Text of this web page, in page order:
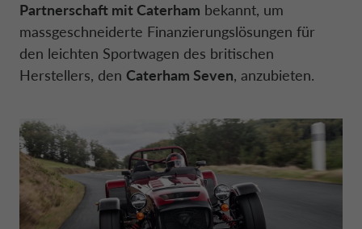
ÜBER UNS
NACHHALTIGKEIT
TRANSPARENZ
WARTUNG & REPARATUR
KONTAKT UND ANFRAGEN
FRANKREICHI CA AUTO BANK
GRIECHENLAND CA AUTO BANK
IRLAND CA AUTO BANK
ITALIEN CA AUTO BANK
Partnerschaft mit Caterham bekannt, um
massgeschneiderte Finanzierungslösungen für
den leichten Sportwagen des britischen
Herstellers, den Caterham Seven, anzubieten.